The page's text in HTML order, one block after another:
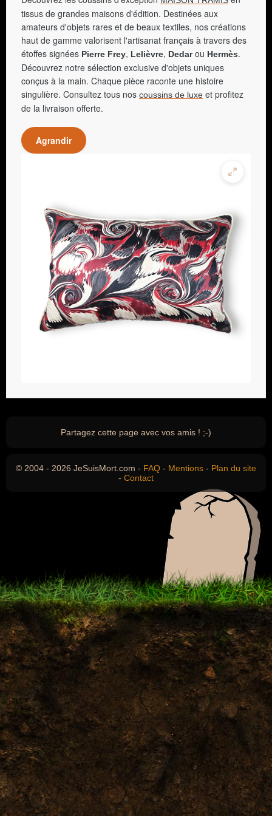
tissus de grandes maisons d'édition. Destinées aux
amateurs d'objets rares et de beaux textiles, nos créations
haut de gamme valorisent l'artisanat français à travers des
étoffes signées Pierre Frey, Lelièvre, Dedarou Hermès.
Découvrez notre sélection exclusive d'objets uniques
conçus à la main. Chaque pièce raconte une histoire
singulière. Consultez tous nos coussins de luxe et profitez
de la livraison offerte.
Agrandir
Partagez cette page avec vos amis ! ;-)
© 2004 - 2026 JeSuisMort.com - FAQ - Mentions - Plan du site
- Contact